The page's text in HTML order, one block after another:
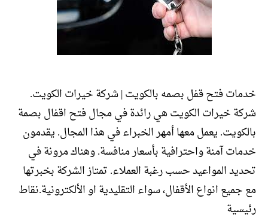
خدمات فتح قفل بصمه بالكويت | شركة خيرات الكويت.
شركة خيرات الكويت هي رائدة في مجال فتح اقفال بصمة
بالكويت. يعمل معها أمهر الخبراء في هذا المجال. يقدمون
خدمات آمنة واحترافية بأسعار منافسة. وهناك مرونة في
تحديد المواعيد حسب رغبة العملاء. تمتاز الشركة بخبرتها
مع جميع انواع الأقفال، سواء التقليدية او الألكترونية.نقاط
رئيسية